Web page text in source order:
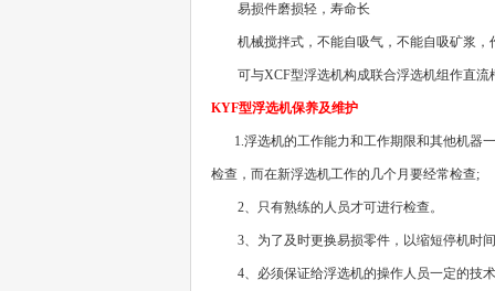
易损件磨损轻，寿命长
机械搅拌式，不能自吸气，不能自吸矿浆，
可与XCF型浮选机构成联合浮选机组作直流
KYF型浮选机保养及维护
1.浮选机的工作能力和工作期限和其他机器
检查，而在新浮选机工作的几个月要经常检查;
2、只有熟练的人员才可进行检查。
3、为了及时更换易损零件，以缩短停机时
4、必须保证给浮选机的操作人员一定的技